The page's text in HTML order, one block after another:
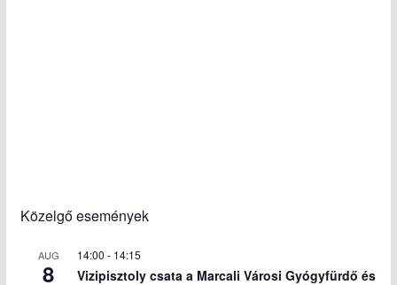
Közelgő események
AUG
8
14:00 - 14:15
Vizipisztoly csata a Marcali Városi Gyógyfürdő és